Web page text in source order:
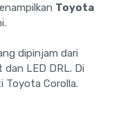
Toyota
dipinjam dari
dan LED DRL. Di
Toyota Corolla.